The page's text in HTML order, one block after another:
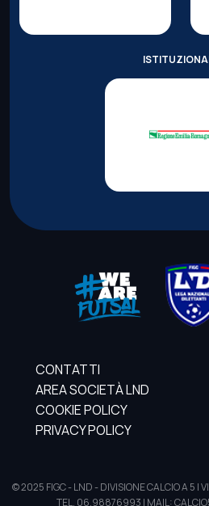
CONTATTI
AREA SOCIETÀ LND
COOKIE POLICY
PRIVACY POLICY
© 2025 FIGC - LND - DIVISIONE CALCIO A 5 |
TEL. 06.98876993 | MAIL: